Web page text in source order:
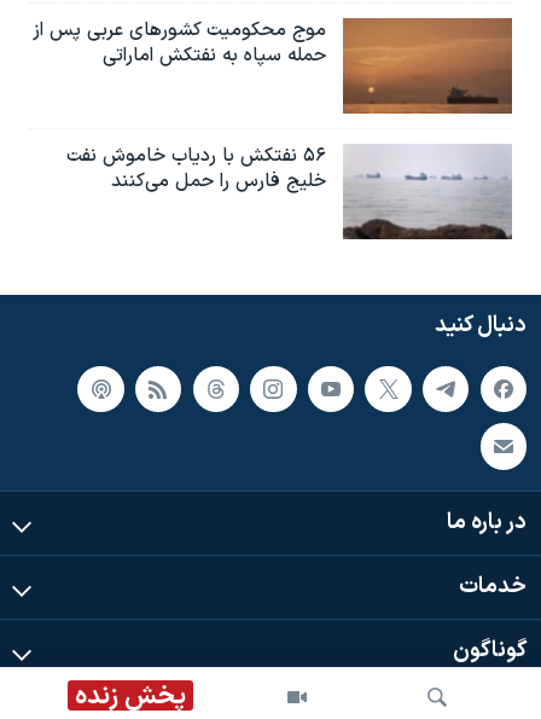
پخش زنده
موج محکومیت کشورهای عربی پس از
حمله سپاه به نفتکش اماراتی
۵۶ نفتکش با ردیاب خاموش نفت
خلیج فارس را حمل می‌کنند
دنبال کنید
در باره ما
خدمات
گوناگون